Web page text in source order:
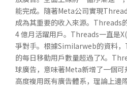
能完成。隨著Meta公司實現
成為其重要的收入來源。Threads
4 億月活躍用戶。Threads一直是
爭對手。根據Similarweb的資料
的每日移動用戶數量超過了X。
球廣告，意味著Meta新增了一個
高度複用既有廣告體系，理論上邊